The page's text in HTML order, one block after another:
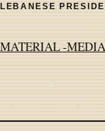
LEBANESE
MATERIAL -MEDIA